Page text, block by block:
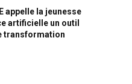
appelle la jeunesse
artificielle un outil
transformation